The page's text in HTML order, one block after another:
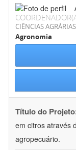
CIÊNCIAS AGRÁRIAS
Agronomia
Título do
em citros através
agropecuário.